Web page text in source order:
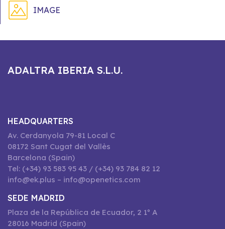
IMAGE
ADALTRA IBERIA S.L.U.
HEADQUARTERS
Av. Cerdanyola 79-81 Local C
08172 Sant Cugat del Vallès
Barcelona (Spain)
Tel: (+34) 93 583 95 43 / (+34) 93 784 82 12
info@ek.plus – info@openetics.com
SEDE MADRID
Plaza de la República de Ecuador, 2 1º A
28016 Madrid (Spain)